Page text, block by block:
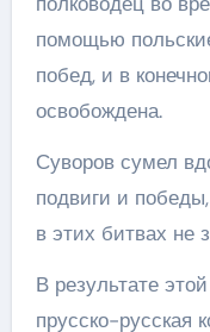
помощью
побед, и в
освобождена.
Суворов сумел
подвиги и
в этих битвах не
В результате
прусско-русская